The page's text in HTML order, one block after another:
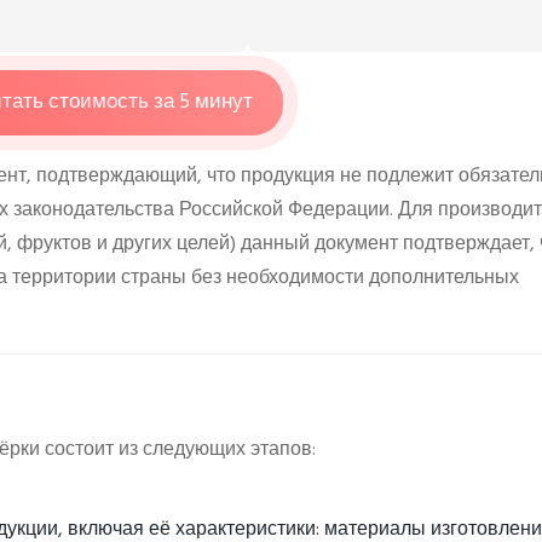
стоимость за 5 минут
подтверждающий, что продукция не подлежит
Российской Федерации. Для
и других целей) данный документ подтверждает,
страны без необходимости дополнительных
состоит из следующих этапов:
включая её характеристики: материалы